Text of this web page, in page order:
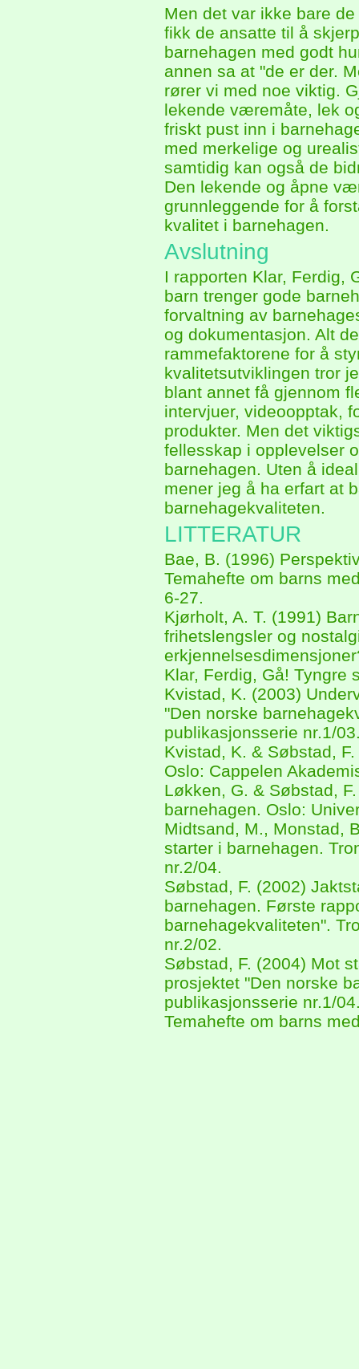
Men det var ikke bare
fikk de ansatte til å
barnehagen med godt
annen sa at "de er der.
rører vi med noe viktig.
lekende væremåte, lek
friskt pust inn i
med merkelige og
samtidig kan også de
Den lekende og åpne
grunnleggende for å
kvalitet i barnehagen.
Avslutning
I rapporten Klar, Ferdig,
barn trenger gode
forvaltning av
og dokumentasjon. Alt
rammefaktorene for å
kvalitetsutviklingen tror
blant annet få gjennom
intervjuer, videoopptak,
produkter. Men det
fellesskap i opplevelser
barnehagen. Uten å
mener jeg å ha erfart at
barnehagekvaliteten.
LITTERATUR
Bae, B. (1996)
Temahefte om barns
6-27.
Kjørholt, A. T. (1991)
frihetslengsler og
Klar, Ferdig, Gå! Tyngre
Kvistad, K. (2003)
"Den norske
publikasjonsserie nr.1/
Kvistad, K. & Søbstad,
Oslo: Cappelen
Løkken, G. & Søbstad,
barnehagen. Oslo:
Midtsand, M., Monstad,
starter i barnehagen.
nr.2/04.
Søbstad, F. (2002)
barnehagen. Første
barnehagekvaliteten".
nr.2/02.
Søbstad, F. (2004) Mot
prosjektet "Den norske
publikasjonsserie nr.1/
Temahefte om barns